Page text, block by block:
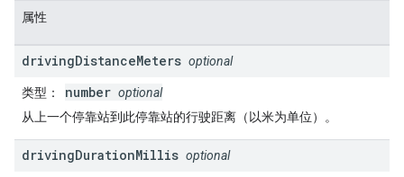
属性
drivingDistanceMeters optional
类型 ： number optional
从上一个停靠站到此停靠站的行驶距离（以米为单位）。
drivingDurationMillis optional